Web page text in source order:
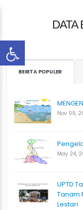
DATA
BERITA POPULER
Nov 09,
May 24,
UPTD
Tanam
Lestari